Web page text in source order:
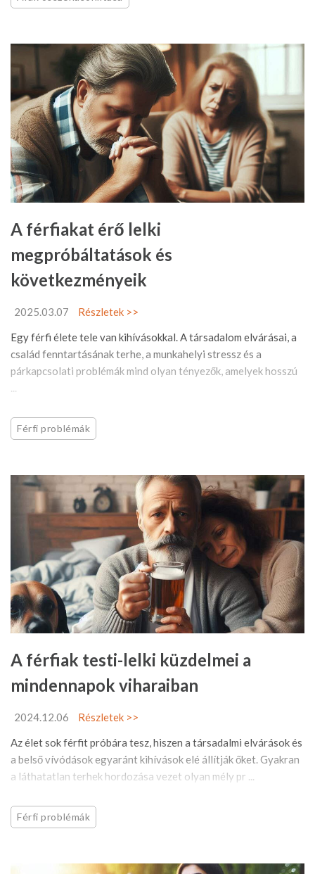
A férfiakat érő lelki
megpróbáltatások és
következményeik
2025.03.07
Részletek >>
Egy férfi élete tele van kihívásokkal. A társadalom elvárásai, a
család fenntartásának terhe, a munkahelyi stressz és a
párkapcsolati problémák mind olyan tényezők, amelyek hosszú
Férfi problémák
A férfiak testi-lelki küzdelmei a
mindennapok viharaiban
2024.12.06
Részletek >>
Az élet sok férfit próbára tesz, hiszen a társadalmi elvárások és
a belső vívódások egyaránt kihívások elé állítják őket. Gyakran
a láthatatlan terhek hordozása vezet olyan mély pr ...
Férfi problémák